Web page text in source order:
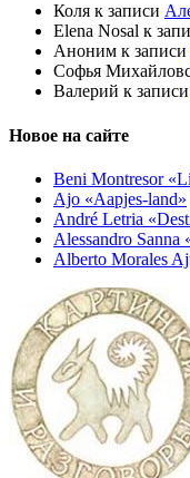
Коля к записи
Elena Nosal к
Аноним к записи
Софья
Валерий к записи
Новое на сайте
Beni Montresor
Ajo «Aapjes-land»
André Letria
Alessandro Sanna
Alberto Morales